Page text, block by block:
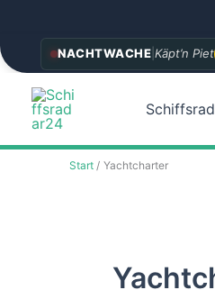
Zum
Inhalt
springen
NACHTWACHE Käpt’n Piet
Start Yachtcharter